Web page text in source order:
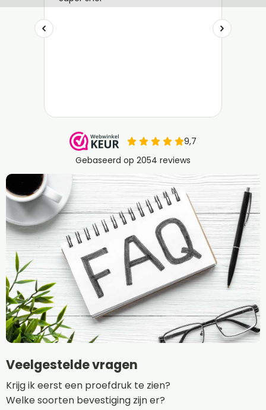
Veelgestelde vragen
Krijg ik eerst een proefdruk te zien?
Welke soorten bevestiging zijn er?